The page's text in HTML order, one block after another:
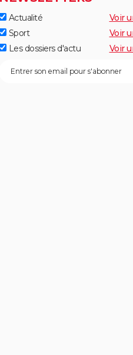
Actualité
Voir
Sport
Voir
Les dossiers d'actu
Voir